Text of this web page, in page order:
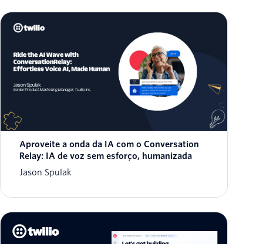
Aproveite a onda da IA ​​com o Conversation
Relay: IA de voz sem esforço, humanizada
Jason Spulak